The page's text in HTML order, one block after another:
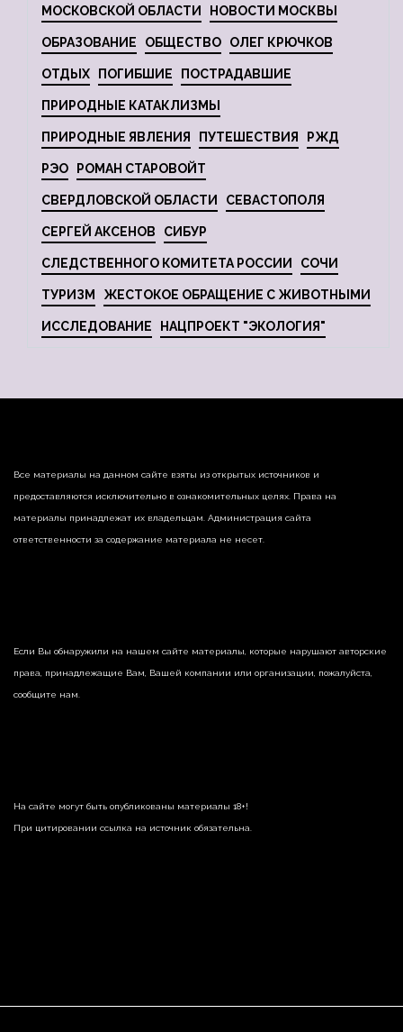
МОСКОВСКОЙ ОБЛАСТИ НОВОСТИ МОСКВЫ
ОБРАЗОВАНИЕ ОБЩЕСТВО ОЛЕГ КРЮЧКОВ
ОТДЫХ ПОГИБШИЕ ПОСТРАДАВШИЕ
ПРИРОДНЫЕ КАТАКЛИЗМЫ
ПРИРОДНЫЕ ЯВЛЕНИЯ ПУТЕШЕСТВИЯ РЖД
РЭО РОМАН СТАРОВОЙТ
СВЕРДЛОВСКОЙ ОБЛАСТИ СЕВАСТОПОЛЯ
СЕРГЕЙ АКСЕНОВ СИБУР
СЛЕДСТВЕННОГО КОМИТЕТА РОССИИ СОЧИ
ТУРИЗМ ЖЕСТОКОЕ ОБРАЩЕНИЕ С ЖИВОТНЫМИ
ИССЛЕДОВАНИЕ НАЦПРОЕКТ "ЭКОЛОГИЯ"
Все материалы на данном сайте взяты из открытых источников и
предоставляются исключительно в ознакомительных целях. Права на
материалы принадлежат их владельцам. Администрация сайта
ответственности за содержание материала не несет.
Если Вы обнаружили на нашем сайте материалы, которые нарушают авторские
права, принадлежащие Вам, Вашей компании или организации, пожалуйста,
сообщите нам.
На сайте могут быть опубликованы материалы 18+!
При цитировании ссылка на источник обязательна.